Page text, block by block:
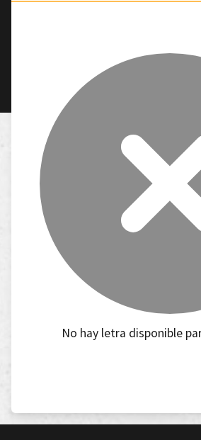
No hay letra disponible